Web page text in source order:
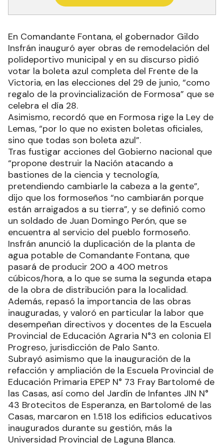
En Comandante Fontana, el gobernador Gildo
Insfrán inauguró ayer obras de remodelación del
polideportivo municipal y en su discurso pidió
votar la boleta azul completa del Frente de la
Victoria, en las elecciones del 29 de junio, “como
regalo de la provincialización de Formosa” que se
celebra el día 28.
Asimismo, recordó que en Formosa rige la Ley de
Lemas, “por lo que no existen boletas oficiales,
sino que todas son boleta azul”.
Tras fustigar acciones del Gobierno nacional que
“propone destruir la Nación atacando a
bastiones de la ciencia y tecnología,
pretendiendo cambiarle la cabeza a la gente”,
dijo que los formoseños “no cambiarán porque
están arraigados a su tierra”, y se definió como
un soldado de Juan Domingo Perón, que se
encuentra al servicio del pueblo formoseño.
Insfrán anunció la duplicación de la planta de
agua potable de Comandante Fontana, que
pasará de producir 200 a 400 metros
cúbicos/hora, a lo que se suma la segunda etapa
de la obra de distribución para la localidad.
Además, repasó la importancia de las obras
inauguradas, y valoró en particular la labor que
desempeñan directivos y docentes de la Escuela
Provincial de Educación Agraria N°3 en colonia El
Progreso, jurisdicción de Palo Santo.
Subrayó asimismo que la inauguración de la
refacción y ampliación de la Escuela Provincial de
Educación Primaria EPEP N° 73 Fray Bartolomé de
las Casas, así como del Jardín de Infantes JIN N°
43 Brotecitos de Esperanza, en Bartolomé de las
Casas, marcaron en 1.518 los edificios educativos
inaugurados durante su gestión, más la
Universidad Provincial de Laguna Blanca.